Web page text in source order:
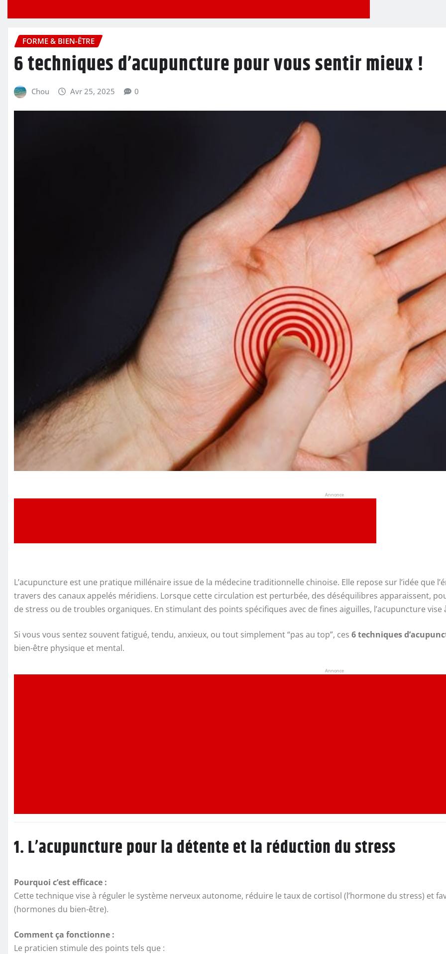
FORME & BIEN-ÊTRE
6 techniques d’acupuncture pour vous sentir mieux !
Chou Avr 25, 2025 0
Annonce
L’acupuncture est une pratique millénaire issue de la médecine traditionnelle chinoise. Elle repose sur l’idée que
travers des canaux appelés méridiens. Lorsque cette circulation est perturbée, des déséquilibres apparaissent,
de stress ou de troubles organiques. En stimulant des points spécifiques avec de fines aiguilles, l’acupuncture
Si vous vous sentez souvent fatigué, tendu, anxieux, ou tout simplement “pas au top”, ces 6 techniques
bien-être physique et mental.
Annonce
1. L’acupuncture pour la détente et la réduction du stress
Pourquoi c’est efficace :
Cette technique vise à réguler le système nerveux autonome, réduire le taux de cortisol (l’hormone du stress) et
(hormones du bien-être).
Comment ça fonctionne :
Le praticien stimule des points tels que :